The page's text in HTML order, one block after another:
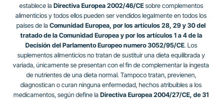
establece la Directiva Europea 2002/46/CEsobre complementos
alimenticios y todos ellos pueden ser vendidos legalmente en todos los
países de la Comunidad Europea, por los artículos 28, 29 y 30 del
tratado de la Comunidad Europea y por los artículos 1 a 4 de la
Decisión del Parlamento Europeo numero 3052/95/CE. Los
suplementos alimenticios no tratan de sustituir una dieta equilibrada y
variada, únicamente se presentan con el fin de complementar la ingesta
de nutrientes de una dieta normal. Tampoco tratan, previenen,
diagnostican o curan ninguna enfermedad, hechos atribuibles a los
medicamentos, según define la Directiva Europea 2004/27/CE, de 31